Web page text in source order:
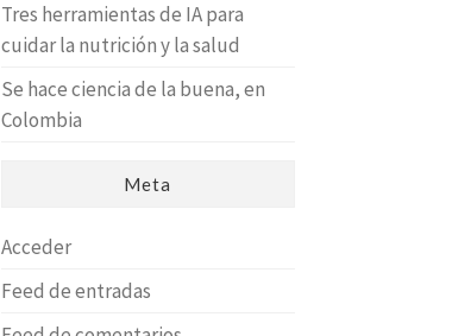
Tres herramientas de IA para
cuidar la nutrición y la salud
Se hace ciencia de la buena, en
Colombia
Meta
Acceder
Feed de entradas